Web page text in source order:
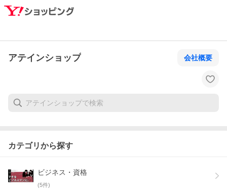
アテインショップ 会社概要
カテゴリから探す
ビジネス・資格
(5件)